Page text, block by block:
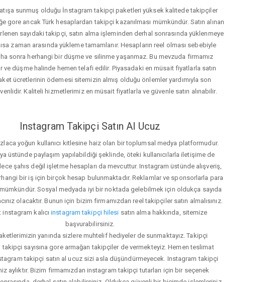
sunmuş olduğu İnstagram takipçi paketleri yüksek kalitede takipçiler
gore ancak Türk hesaplardan takipçi kazanılması mümkündür. Satın alınan
sayıdaki takipçi, satın alma işleminden derhal sonrasında yüklenmeye
zaman arasında yükleme tamamlanır. Hesapların reel olması sebebiyle
sonra herhangi bir düşme ve silinme yaşanmaz. Bu mevzuda firmamız
ve düşme halinde hemen telafi edilir. Piyasadaki en müsait fiyatlarla satın
ücretlerinin ödemesi sitemizin almış olduğu önlemler yardımıyla son
Kaliteli hizmetlerimiz en müsait fiyatlarla ve güvenle satın alınabilir.
Instagram Takipçi Satın Al Ucuz
yoğun kullanıcı kitlesine haiz olan bir toplumsal medya platformudur.
üstünde paylaşım yapılabildiği şeklinde, öteki kullanıcılarla iletişime de
şahıs değil işletme hesapları da mevcuttur. Instagram üstünde alışveriş,
bir iş için birçok hesap bulunmaktadır. Reklamlar ve sponsorlarla para
Sosyal medyada iyi bir noktada gelebilmek için oldukça sayıda
olacaktır. Bunun için bizim firmamızdan reel takipçiler satın almalısınız.
instagram kalıcıinstagram takipçi hilesi satın alma hakkında, sitemize
başvurabilirsiniz.
yanında sizlere muhtelif hediyeler de sunmaktayız. Takipçi
sayısına gore armağan takipçiler de vermekteyiz. Hemen teslimat
takipçi satın al ucuz sizi asla düşündürmeyecek. Instagram takipçi
aylıktır. Bizim firmamızdan instagram takipçi tutarları için bir seçenek